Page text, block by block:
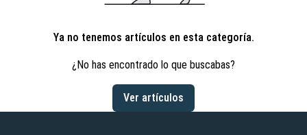
Ya no tenemos artículos en esta categoría.
¿No has encontrado lo que buscabas?
Ver artículos